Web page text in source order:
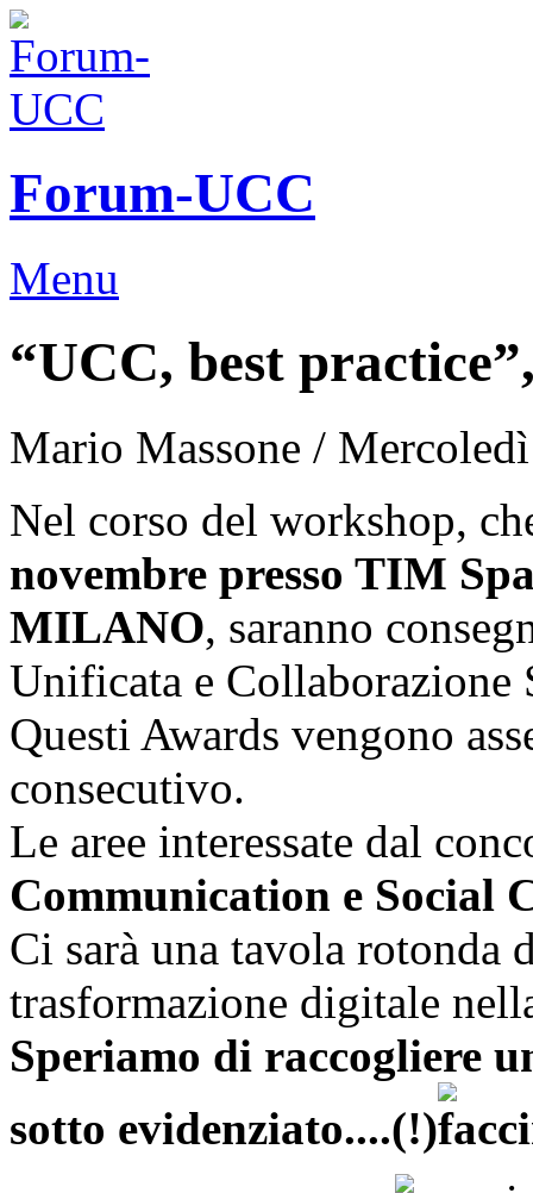
Forum-UCC
Menu
“UCC, best
Mario Massone /
Nel corso del workshop,
novembre presso TIM
MILANO, saranno
Unificata e Collaborazione
Questi Awards vengono
consecutivo.
Le aree interessate dal
Communication e Social
Ci sarà una tavola rotonda
trasformazione digitale
Speriamo di raccogliere
sotto evidenziato....(!)